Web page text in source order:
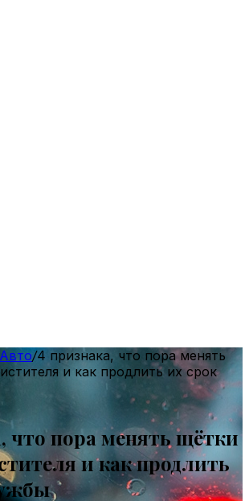
Авто/4 признака, что пора менять
и как продлить их срок
что пора менять щётки
и как продлить